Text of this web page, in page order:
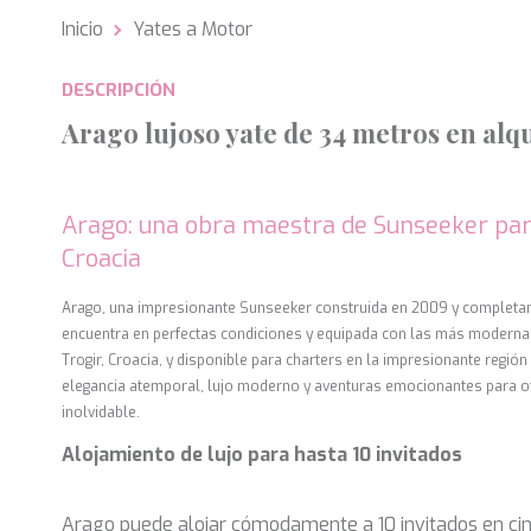
Inicio Yates a Motor
DESCRIPCIÓN
Arago lujoso yate de 34 metros en
Arago: una obra maestra de Sunseeker
Croacia
Arago, una impresionante Sunseeker construida en 2009 y
encuentra en perfectas condiciones y equipada con las más
Trogir, Croacia, y disponible para charters en la impresionante
elegancia atemporal, lujo moderno y aventuras emocionantes para
inolvidable.
Alojamiento de lujo para hasta 10 invitados
Arago puede alojar cómodamente a 10 invitados en
los
Estas
en el
usuario.